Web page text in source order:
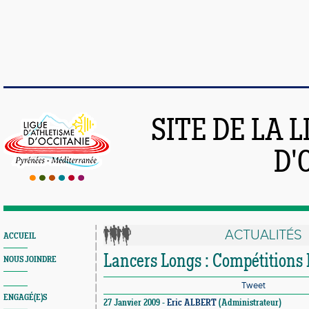
SITE DE LA
ACCUEIL
NOUS JOINDRE
ENGAGÉ(E)S
ACTUALITÉS
Lancers Longs : Compétitions
Tweet
27 Janvier 2009 - Eric ALBERT (Administrateur)